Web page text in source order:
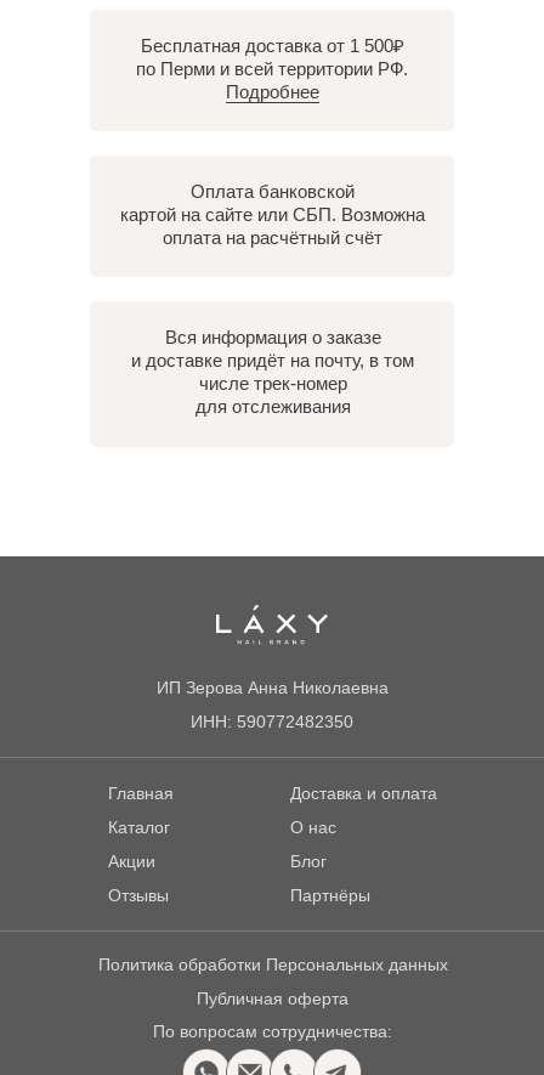
Бесплатная доставка от 1 500₽
по Перми и всей территории РФ.
Подробнее
Оплата банковской
картой на сайте или СБП. Возможна
оплата на расчётный счёт
Вся информация о заказе
и доставке придёт на почту, в том
числе трек-номер
для отслеживания
ИП Зерова Анна Николаевна
ИНН: 590772482350
Главная
Каталог
Акции
Отзывы
Доставка и оплата
О нас
Блог
Партнёры
Политика обработки Персональных данных
Публичная оферта
По вопросам сотрудничества: